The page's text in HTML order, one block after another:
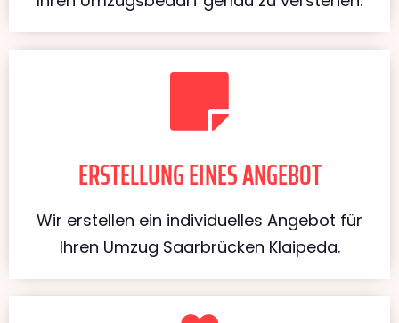
ERSTELLUNG EINES ANGEBOT
Wir erstellen ein individuelles Angebot für
Ihren Umzug Saarbrücken Klaipeda.